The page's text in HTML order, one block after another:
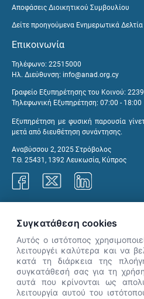
Αποφάσεις Διοικητικού Συμβουλίου
Δείτε προηγούμενα Ενημερωτικά Δελτία
Επικοινωνία
Τηλέφωνο: 22515000
Ηλ. Διεύθυνση: info@anad.org.cy
Γραφείο Εξυπηρέτησης του Κοινού:
Τηλεφωνική Εξυπηρέτηση: 07:00 - 18:00
Εξυπηρέτηση με φυσική παρουσία
μετά από διευθέτηση συνάντησης.
Αναβύσσου 2, 2025 Στρόβολος
Τ.Θ. 25431, 1392 Λευκωσία, Κύπρος
👋 Καλώς
Πες μου
Συγκατάθεση cookies
Αυτός ο ιστότοπος
λειτουργέι καλύτερα και να
κατά τη διάρκεια της
συγκατάθεσή σας για τη
αυτά που κρίνονται ως
λειτουργία αυτού του